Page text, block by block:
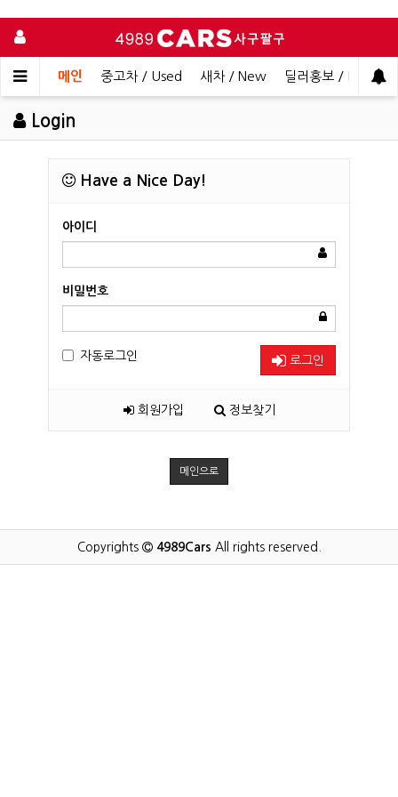
메인 중고차 / Used 새차 / New 딜러홍보 / Dealer
Login
Have a Nice Day!
아이디
비밀번호
자동로그인 로그인
회원가입 정보찾기
메인으로
Copyrights 4989Cars All rights reserved.